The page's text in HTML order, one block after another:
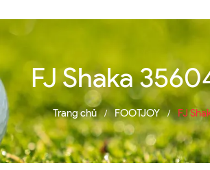
FJ Shaka
Trang chủ / FOOTJOY / FJ